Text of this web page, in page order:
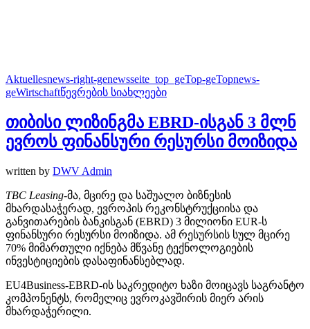
Aktuellesnews-right-genewsseite_top_geTop-geTopnews-
geWirtschaftწევრების სიახლეები
თიბისი ლიზინგმა EBRD-ისგან 3 მლნ
ევროს ფინანსური რესურსი მოიზიდა
written by DWV Admin
TBC Leasing-მა, მცირე და საშუალო ბიზნესის
მხარდასაჭერად, ევროპის რეკონსტრუქციისა და
განვითარების ბანკისგან (EBRD) 3 მილიონი EUR-ს
ფინანსური რესურსი მოიზიდა. ამ რესურსის სულ მცირე
70% მიმართული იქნება მწვანე ტექნოლოგიების
ინვესტიციების დასაფინანსებლად.
EU4Business-EBRD-ის საკრედიტო ხაზი მოიცავს საგრანტო
კომპონენტს, რომელიც ევროკავშირის მიერ არის
მხარდაჭერილი.